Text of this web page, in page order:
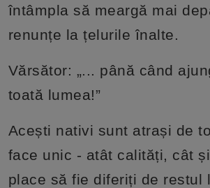
întâmpla să meargă mai
renunțe la țelurile înalte.
Vărsător: „... până când
toată lumea!”
Acești nativi sunt atrași de
face unic - atât calități, cât
place să fie diferiți de restul